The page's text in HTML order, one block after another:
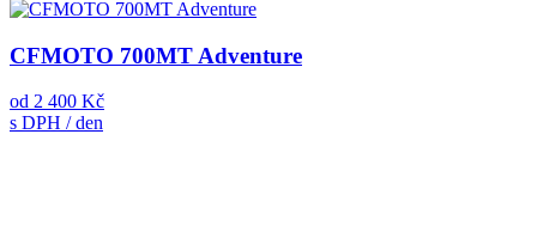
CFMOTO 700MT Adventure
od 2 400 Kč
s DPH / den